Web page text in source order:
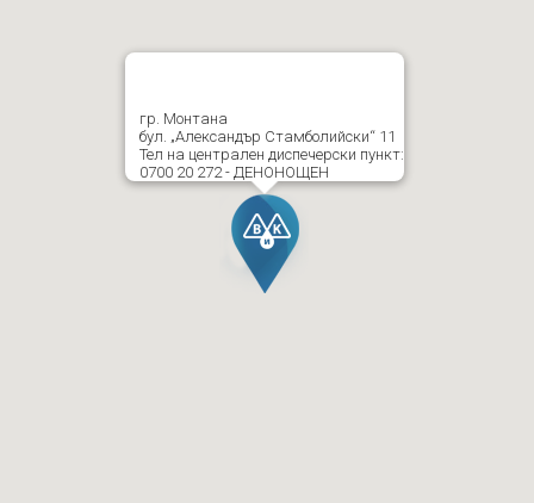
гр. Монтана
бул. „Александър Стамболийски“ 11
Тел на централен диспечерски пункт:
0700 20 272 - ДЕНОНОЩЕН